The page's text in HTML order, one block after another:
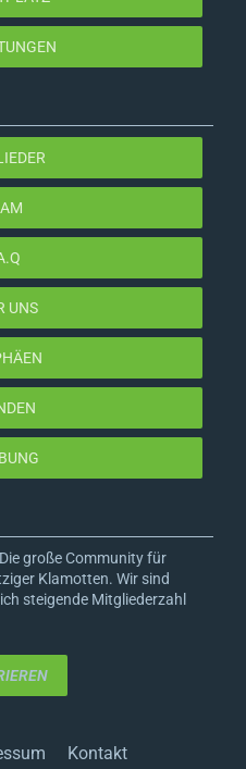
UNS
große Community für
Klamotten. Wir sind
steigende Mitgliederzahl
Kontakt